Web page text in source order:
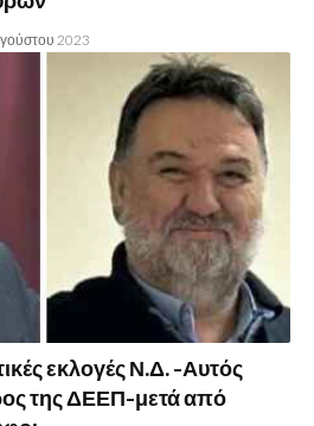
2023
εκλογές Ν.Δ. -Αυτός
της ΔΕΕΠ-μετά από